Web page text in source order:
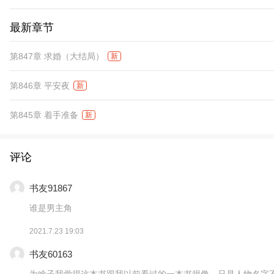
最新章节
第847章 求婚（大结局） 新
第846章 平安夜 新
第845章 着手准备 新
评论
书友91867
谁是男主角
2021.7.23 19:03
书友60163